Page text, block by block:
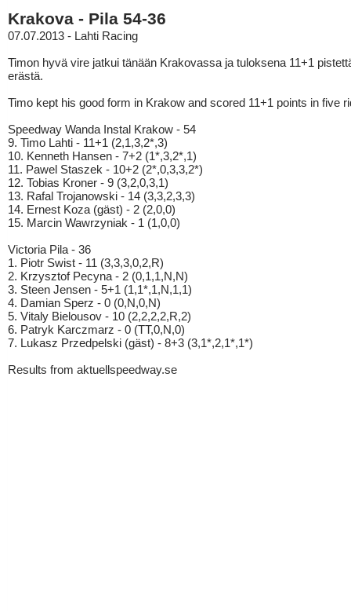
Krakova - Pila 54-36
07.07.2013 - Lahti Racing
Timon hyvä vire jatkui tänään Krakovassa ja tuloksena 11+1
erästä.
Timo kept his good form in Krakow and scored 11+1 points in five
Speedway Wanda Instal Krakow - 54
9. Timo Lahti - 11+1 (2,1,3,2*,3)
10. Kenneth Hansen - 7+2 (1*,3,2*,1)
11. Pawel Staszek - 10+2 (2*,0,3,3,2*)
12. Tobias Kroner - 9 (3,2,0,3,1)
13. Rafal Trojanowski - 14 (3,3,2,3,3)
14. Ernest Koza (gäst) - 2 (2,0,0)
15. Marcin Wawrzyniak - 1 (1,0,0)
Victoria Pila - 36
1. Piotr Swist - 11 (3,3,3,0,2,R)
2. Krzysztof Pecyna - 2 (0,1,1,N,N)
3. Steen Jensen - 5+1 (1,1*,1,N,1,1)
4. Damian Sperz - 0 (0,N,0,N)
5. Vitaly Bielousov - 10 (2,2,2,2,R,2)
6. Patryk Karczmarz - 0 (TT,0,N,0)
7. Lukasz Przedpelski (gäst) - 8+3 (3,1*,2,1*,1*)
Results from aktuellspeedway.se